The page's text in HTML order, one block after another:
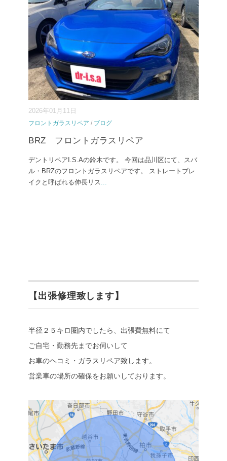
2026年01月11日
フロントガラスリペア / ブログ
BRZ フロントガラスリペア
デントリペアI.S.Aの鈴木です。 今回は品川区にて、スバ
ル・BRZのフロントガラスリペアです。 ストレートブレ
イクと呼ばれる伸長リス...
【出張修理致します】
半径２５キロ圏内でしたら、出張費無料にて
ご自宅・勤務先までお伺いして
お車のヘコミ・ガラスリペア致します。
営業車の場所の確保をお願いしております。